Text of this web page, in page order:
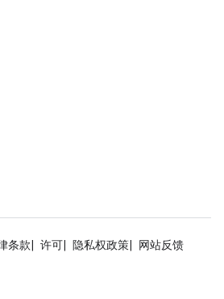
条款 许可 隐私权政策
网站反馈